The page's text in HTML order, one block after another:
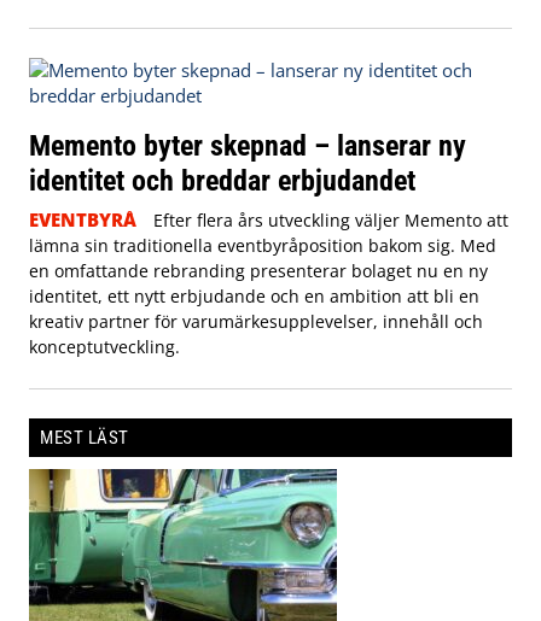
Memento byter skepnad – lanserar ny
identitet och breddar erbjudandet
EVENTBYRÅ
Efter flera års utveckling väljer Memento att
lämna sin traditionella eventbyråposition bakom sig. Med
en omfattande rebranding presenterar bolaget nu en ny
identitet, ett nytt erbjudande och en ambition att bli en
kreativ partner för varumärkesupplevelser, innehåll och
konceptutveckling.
MEST LÄST